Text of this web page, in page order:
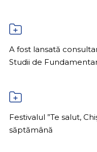
A fost lansată
Studii de
Festivalul ”Te salut,
săptămână